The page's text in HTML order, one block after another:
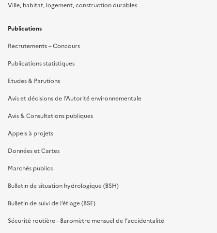
Ville, habitat, logement, construction durables
Publications
Recrutements – Concours
Publications statistiques
Etudes & Parutions
Avis et décisions de l’Autorité environnementale
Avis & Consultations publiques
Appels à projets
Données et Cartes
Marchés publics
Bulletin de situation hydrologique (BSH)
Bulletin de suivi de l’étiage (BSE)
Sécurité routière - Baromètre mensuel de l’accidentalité